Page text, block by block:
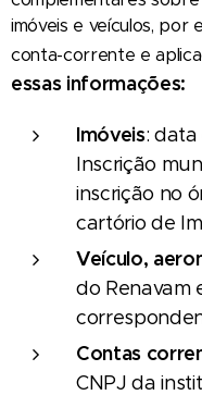
imóveis e veículos, por
conta-corrente e
essas informações:
Imóveis: data
Inscrição
inscrição no
cartório de
Veículo,
do Renavam
Contas
CNPJ da